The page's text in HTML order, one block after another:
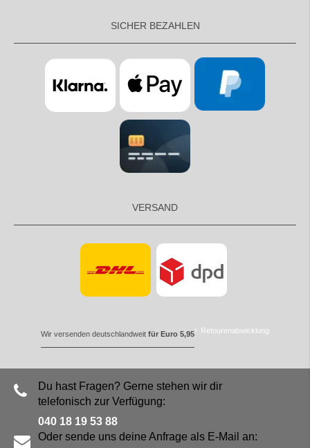
SICHER BEZAHLEN
VERSAND
Wir versenden deutschlandweit für Euro 5,95 Retourenabwicklung
Du hast Fragen? Gerne stehen wir dir
telefonisch zur Verfügung:
040 18 19 53 88
Oder sende uns deine Anfrage als E-Mail an: